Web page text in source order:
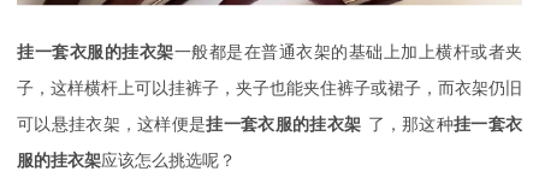
挂一套衣服的挂衣架一般都是在普通衣架的基础上加上横杆或者夹
子，这样横杆上可以挂裤子，夹子也能夹住裤子或裙子，而衣架仍旧
可以悬挂衣架，这样便是挂一套衣服的挂衣架 了，那这种挂一套衣
服的挂衣架应该怎么挑选呢？